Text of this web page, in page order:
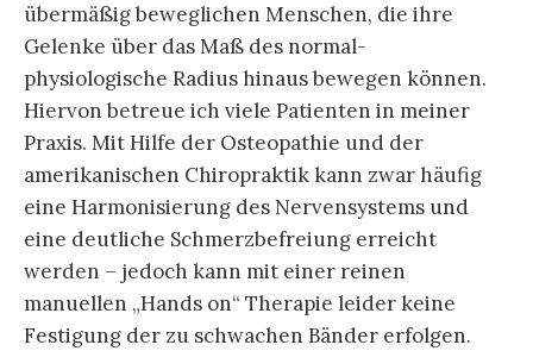
übermäßig beweglichen Menschen, die ihre
Gelenke über das Maß des normal-
physiologische Radius hinaus bewegen können.
Hiervon betreue ich viele Patienten in meiner
Praxis. Mit Hilfe der Osteopathie und der
amerikanischen Chiropraktik kann zwar häufig
eine Harmonisierung des Nervensystems und
eine deutliche Schmerzbefreiung erreicht
werden – jedoch kann mit einer reinen
manuellen „Hands on“ Therapie leider keine
Festigung der zu schwachen Bänder erfolgen.